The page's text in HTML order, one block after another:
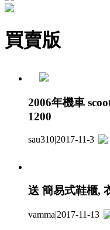
買賣版
2006年機車
1200
sau310|2017-11-3
送 簡易式鞋櫃,
vamma|2017-11-13